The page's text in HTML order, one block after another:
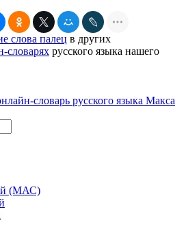
слова палец в других
словарях русского языка нашего
словарь русского языка Макса
(МАС)